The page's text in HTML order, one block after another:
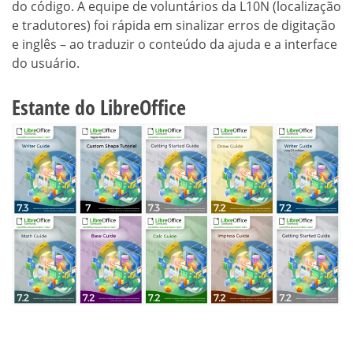
do código. A equipe de voluntários da L10N (localização
e tradutores) foi rápida em sinalizar erros de digitação
e inglês – ao traduzir o conteúdo da ajuda e a interface
do usuário.
Estante do LibreOffice